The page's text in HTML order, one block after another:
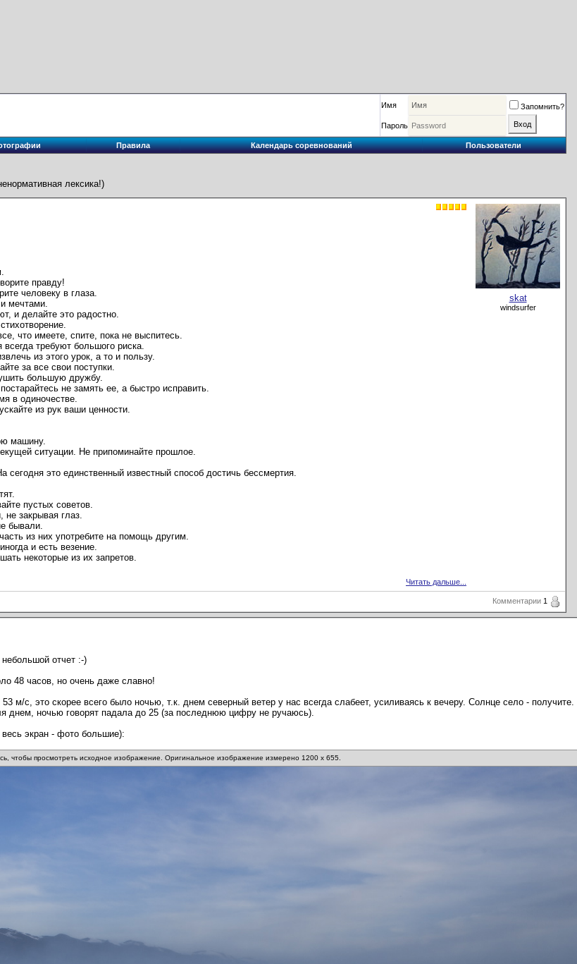
Имя Запомнить?
Пароль
Правила Календарь соревнований Пользователи
лексика!)
правду!
человеку в глаза.
мечтами.
и делайте это радостно.
что имеете, спите, пока не выспитесь.
требуют большого риска.
из этого урок, а то и пользу.
за все свои поступки.
большую дружбу.
не замять ее, а быстро исправить.
в одиночестве.
из рук ваши ценности.
машину.
ситуации. Не припоминайте прошлое.
это единственный известный способ достичь бессмертия.
пустых советов.
не закрывая глаз.
бывали.
из них употребите на помощь другим.
и есть везение.
некоторые из их запретов.
Читать дальше...
skat
windsurfer
Комментарии 1
отчет :-)
48 часов, но очень даже славно!
м/c, это скорее всего было ночью, т.к. днем северный ветер у нас всегда слабеет, усиливаясь к вечеру. Солнце село - получите.
днем, ночью говорят падала до 25 (за последнюю цифру не ручаюсь).
экран - фото большие):
чтобы просмотреть исходное изображение. Оригинальное изображение измерено 1200 x 655.